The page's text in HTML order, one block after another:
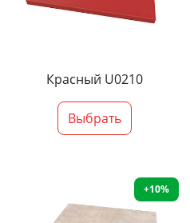
Красный U0210
Выбрать
+10%